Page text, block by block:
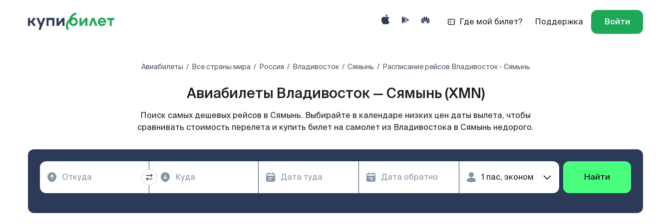
Где мой билет? Поддержка Войти
Авиабилеты Все страны мира Россия Владивосток Сямынь Расписание рейсов Владивосток - Сямынь
Авиабилеты Владивосток — Сямынь (XMN)
Поиск самых дешевых рейсов в Сямынь. Выбирайте в календаре низких цен даты вылета, чтобы
сравнивать стоимость перелета и купить билет на самолет из Владивостока в Сямынь недорого.
Найти